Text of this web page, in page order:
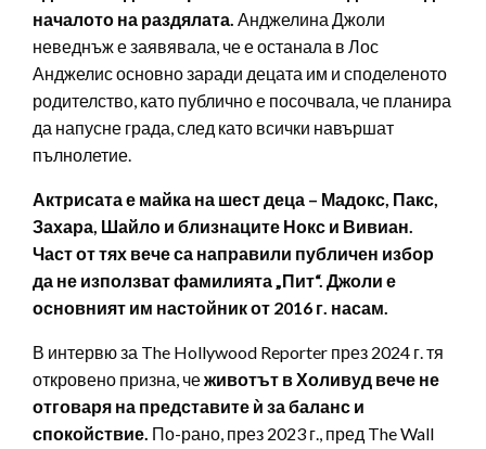
началото на раздялата. Анджелина Джоли
неведнъж е заявявала, че е останала в Лос
Анджелис основно заради децата им и споделеното
родителство, като публично е посочвала, че планира
да напусне града, след като всички навършат
пълнолетие.
Актрисата е майка на шест деца – Мадокс, Пакс,
Захара, Шайло и близнаците Нокс и Вивиан.
Част от тях вече са направили публичен избор
да не използват фамилията „Пит“. Джоли е
основният им настойник от 2016 г. насам.
В интервю за The Hollywood Reporter през 2024 г. тя
откровено призна, чеживотът в Холивуд вече не
отговаря на представите ѝ за баланс и
спокойствие. По-рано, през 2023 г., пред The Wall